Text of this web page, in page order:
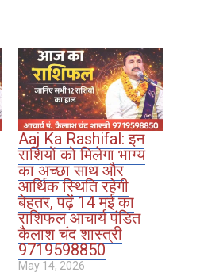
Aaj Ka Rashifal: इन
राशियों को मिलेगा भाग्य
का अच्छा साथ और
आर्थिक स्थिति रहेगी
बेहतर, पढ़ें 14 मई का
राशिफल आचार्य पंडित
कैलाश चंद शास्त्री
9719598850
May 14, 2026